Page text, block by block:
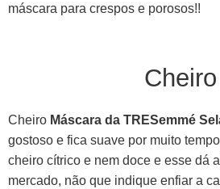
máscara para crespos e porosos!!
Cheiro
Cheiro Máscara da TRESemmé
gostoso e fica suave por muito
cheiro cítrico e nem doce e esse dá
mercado, não que indique enfiar a